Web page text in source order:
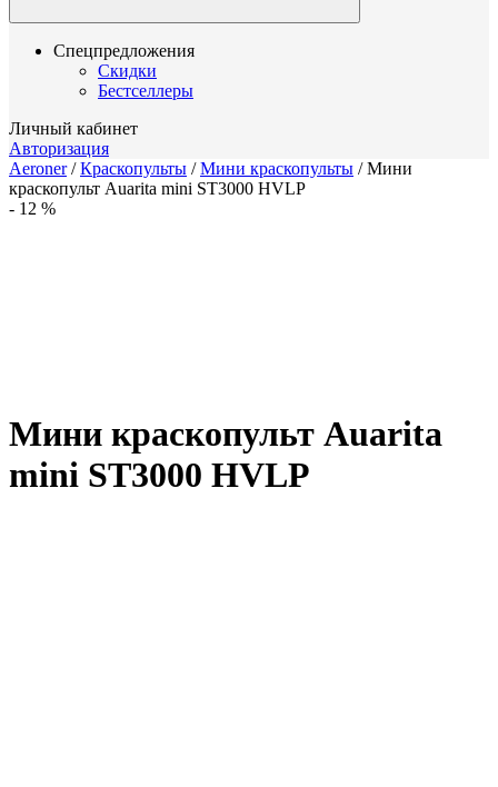
Спецпредложения
Скидки
Бестселлеры
Личный кабинет
Авторизация
Aeroner/Краскопульты /Мини краскопульты /Мини
краскопульт Auarita mini ST3000 HVLP
- 12 %
Мини краскопульт Auarita
mini ST3000 HVLP